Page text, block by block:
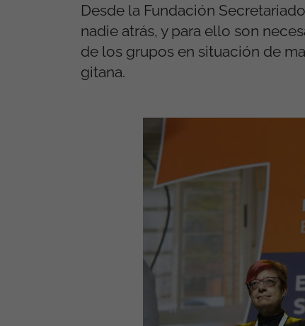
Desde la Fundación
nadie atrás, y para ello son
de los grupos en situación de
gitana.